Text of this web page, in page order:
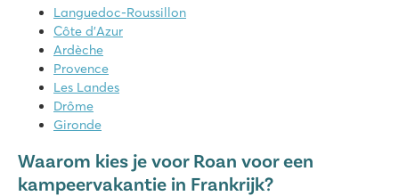
Le Ranc Davaine
Le Ranc Davaine
Frankrijk - Zuid-Frankrijk - Ardèche - Ruoms
★
★
Prachtig binnen en buitenbad met gave glijbanen
Vlakbij Ruoms met leuke winkels en restaurants
Languedoc-Roussillon
Côte d’Azur
Ardèche
Provence
Les Landes
Drôme
Gironde
Waarom kies je voor Roan voor een
kampeervakantie in Frankrijk?